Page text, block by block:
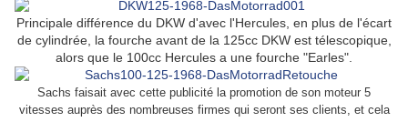
Principale différence du DKW d'avec l'Hercules, en plus de l'écart
de cylindrée, la fourche avant de la 125cc DKW est télescopique,
alors que le 100cc Hercules a une fourche "Earles".
Sachs faisait avec cette publicité la promotion de son moteur 5
vitesses auprès des nombreuses firmes qui seront ses clients, et cela